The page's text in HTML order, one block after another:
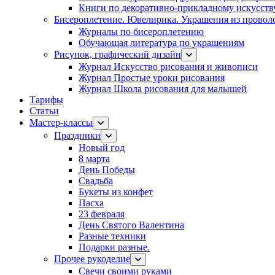
Книги по декоративно-прикладному
Бисероплетение. Ювелирика. Украшения из
Журналы по бисероплетению
Обучающая литература по украшениям
Рисунок, графический дизайн
Журнал Искусство рисования и живописи
Журнал Простые уроки рисования
Журнал Школа рисования для малышей
Тарифы
Статьи
Мастер-классы
Праздники
Новый год
8 марта
День Победы
Свадьба
Букеты из конфет
Пасха
23 февраля
День Святого Валентина
Разные техники
Подарки разные.
Прочее рукоделие
Свечи своими руками